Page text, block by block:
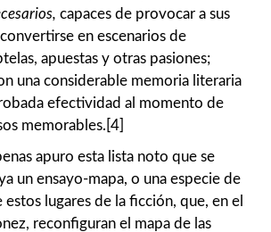
capaces de provocar a sus
en escenarios de
apuestas y otras pasiones;
una considerable memoria literaria
efectividad al momento de
memorables.[4]
apuro esta lista noto que se
un ensayo-mapa, o una especie de
lugares de la ficción, que, en el
reconfiguran el mapa de las